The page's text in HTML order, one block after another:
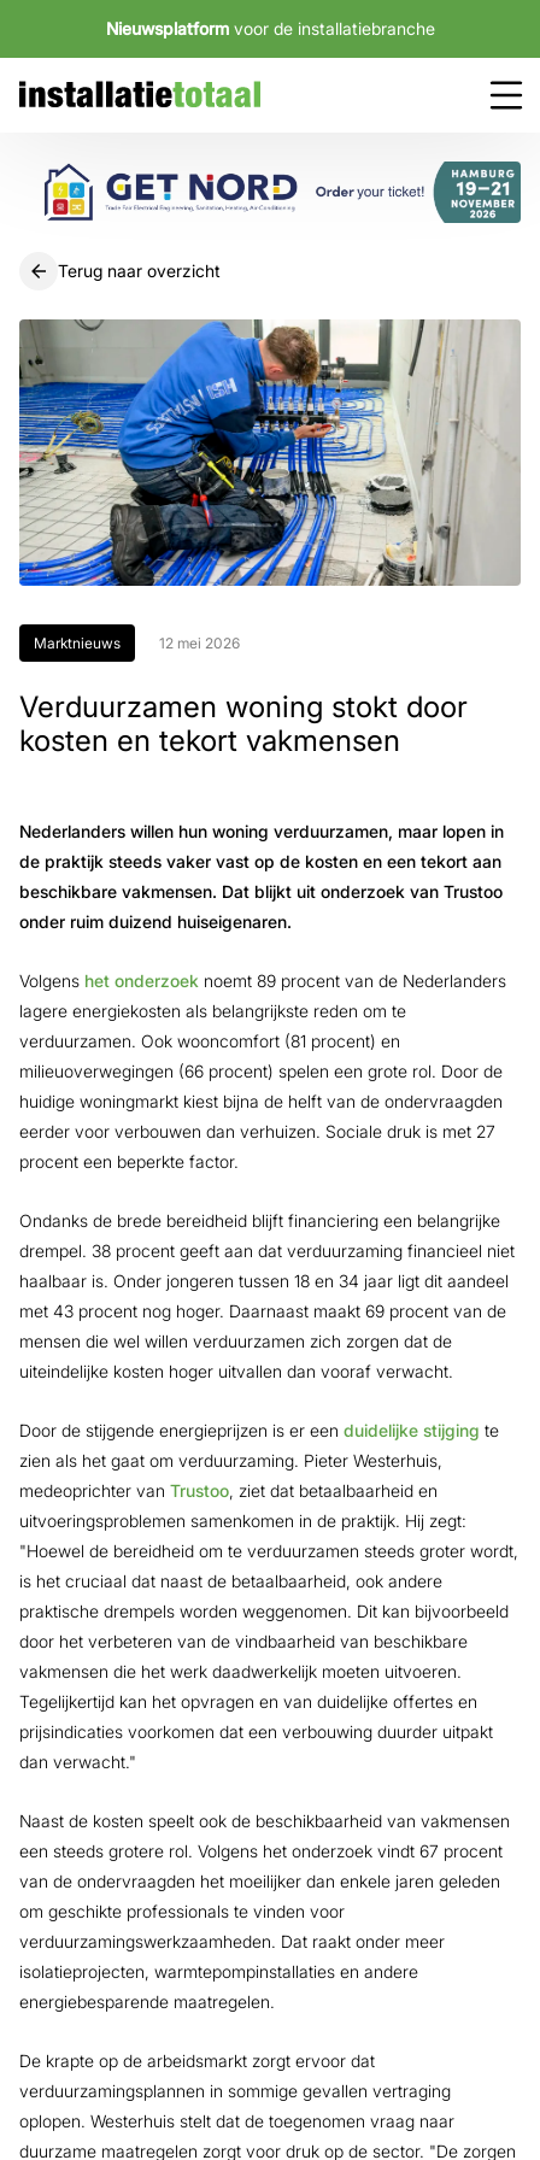
Nieuwsplatform voor de installatiebranche
Terug naar overzicht
Marktnieuws 12 mei 2026
Verduurzamen woning stokt door
kosten en tekort vakmensen
Nederlanders willen hun woning verduurzamen, maar lopen in
de praktijk steeds vaker vast op de kosten en een tekort aan
beschikbare vakmensen. Dat blijkt uit onderzoek van Trustoo
onder ruim duizend huiseigenaren.
Volgens het onderzoek noemt 89 procent van de Nederlanders
lagere energiekosten als belangrijkste reden om te
verduurzamen. Ook wooncomfort (81 procent) en
milieuoverwegingen (66 procent) spelen een grote rol. Door de
huidige woningmarkt kiest bijna de helft van de ondervraagden
eerder voor verbouwen dan verhuizen. Sociale druk is met 27
procent een beperkte factor.
Ondanks de brede bereidheid blijft financiering een belangrijke
drempel. 38 procent geeft aan dat verduurzaming financieel niet
haalbaar is. Onder jongeren tussen 18 en 34 jaar ligt dit aandeel
met 43 procent nog hoger. Daarnaast maakt 69 procent van de
mensen die wel willen verduurzamen zich zorgen dat de
uiteindelijke kosten hoger uitvallen dan vooraf verwacht.
Door de stijgende energieprijzen is er een duidelijke stijging te
zien als het gaat om verduurzaming. Pieter Westerhuis,
medeoprichter van Trustoo, ziet dat betaalbaarheid en
uitvoeringsproblemen samenkomen in de praktijk. Hij zegt:
"Hoewel de bereidheid om te verduurzamen steeds groter wordt,
is het cruciaal dat naast de betaalbaarheid, ook andere
praktische drempels worden weggenomen. Dit kan bijvoorbeeld
door het verbeteren van de vindbaarheid van beschikbare
vakmensen die het werk daadwerkelijk moeten uitvoeren.
Tegelijkertijd kan het opvragen en van duidelijke offertes en
prijsindicaties voorkomen dat een verbouwing duurder uitpakt
dan verwacht."
Naast de kosten speelt ook de beschikbaarheid van vakmensen
een steeds grotere rol. Volgens het onderzoek vindt 67 procent
van de ondervraagden het moeilijker dan enkele jaren geleden
om geschikte professionals te vinden voor
verduurzamingswerkzaamheden. Dat raakt onder meer
isolatieprojecten, warmtepompinstallaties en andere
energiebesparende maatregelen.
De krapte op de arbeidsmarkt zorgt ervoor dat
verduurzamingsplannen in sommige gevallen vertraging
oplopen. Westerhuis stelt dat de toegenomen vraag naar
duurzame maatregelen zorgt voor druk op de sector. "De zorgen